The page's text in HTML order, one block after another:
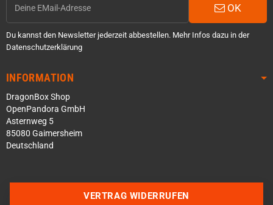
OK
Du kannst den Newsletter jederzeit abbestellen. Mehr Infos dazu in der
Datenschutzerklärung
INFORMATION
DragonBox Shop
OpenPandora GmbH
Asternweg 5
85080 Gaimersheim
Deutschland
Über WhatsApp schreiben
VERTRAG WIDERRUFEN